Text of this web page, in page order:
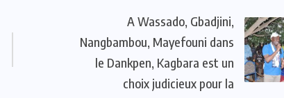
A Wassado, Gbadjini,
Nangbambou, Mayefouni dans
le Dankpen, Kagbara est un
choix judicieux pour la